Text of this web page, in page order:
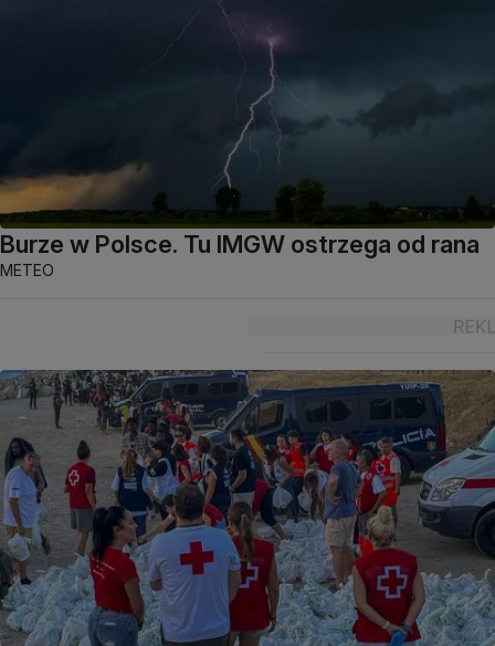
Burze w Polsce. Tu IMGW ostrzega od rana
METEO